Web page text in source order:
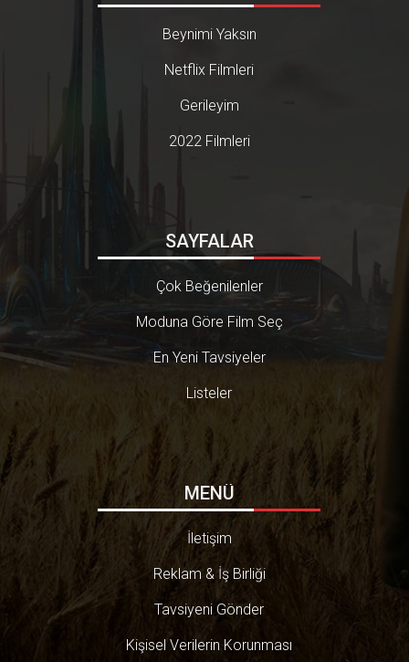
Beynimi Yaksın
Netflix Filmleri
Gerileyim
2022 Filmleri
SAYFALAR
Çok Beğenilenler
Moduna Göre Film Seç
En Yeni Tavsiyeler
Listeler
MENÜ
İletişim
Reklam & İş Birliği
Tavsiyeni Gönder
Kişisel Verilerin Korunması